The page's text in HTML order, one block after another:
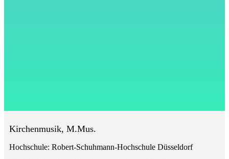
Kirchenmusik, M.Mus.
Hochschule: Robert-Schuhmann-Hochschule Düsseldorf